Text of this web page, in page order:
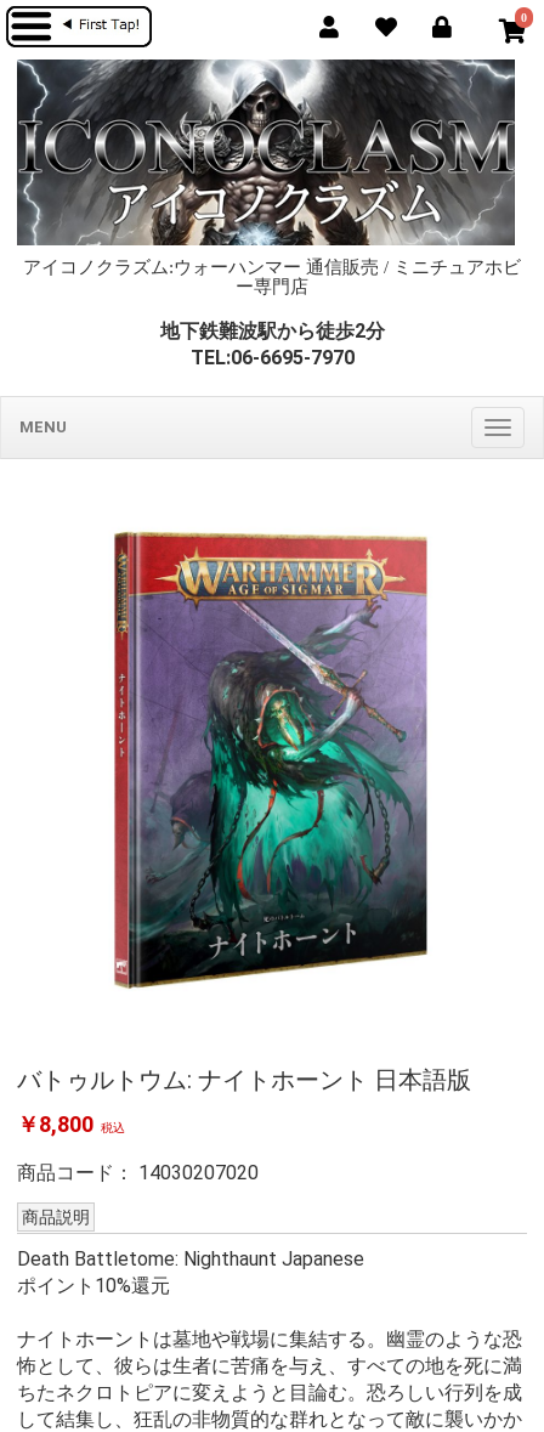
0
アイコノクラズム:ウォーハンマー 通信販売 / ミニチュアホビ
ー専門店
地下鉄難波駅から徒歩2分
TEL:06-6695-7970
MENU
バトゥルトウム: ナイトホーント 日本語版
￥8,800 税込
商品コード： 14030207020
商品説明
Death Battletome: Nighthaunt Japanese
ポイント10%還元
ナイトホーントは墓地や戦場に集結する。幽霊のような恐
怖として、彼らは生者に苦痛を与え、すべての地を死に満
ちたネクロトピアに変えようと目論む。恐ろしい行列を成
して結集し、狂乱の非物質的な群れとなって敵に襲いかか